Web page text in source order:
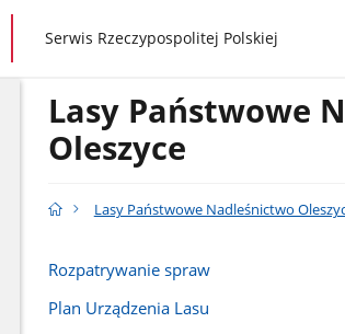
gov.pl
Serwis Rzeczypospolitej Polskiej
Lasy Państwowe
Oleszyce
Lasy Państwowe Nadleśnictwo
Rozpatrywanie spraw
Plan Urządzenia Lasu